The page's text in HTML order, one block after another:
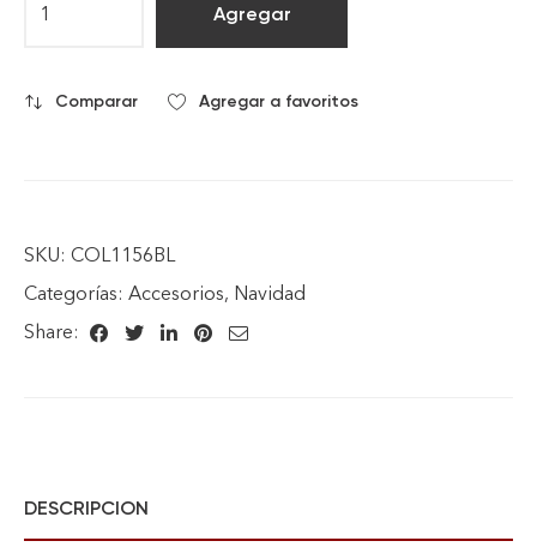
Agregar
Comparar Agregar a favoritos
SKU: COL1156BL
Categorías: Accesorios, Navidad
Share:
DESCRIPCION